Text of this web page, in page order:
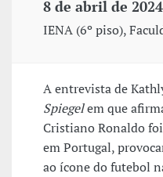
8 de abril de
IENA (6º piso),
A entrevista de
Spiegelem que
Cristiano Ronaldo
em Portugal,
ao ícone do futebol